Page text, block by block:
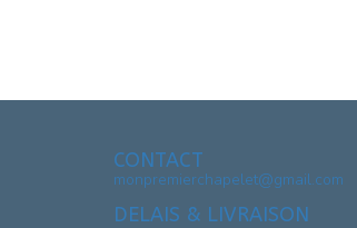
CONTACT
monpremierchapelet@gmail.com
DELAIS & LIVRAISON